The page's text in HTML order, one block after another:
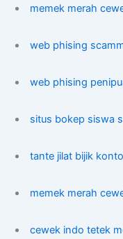
memek merah
web phising
web phising
situs bokep siswa
tante jilat bijik
memek merah
cewek indo tetek